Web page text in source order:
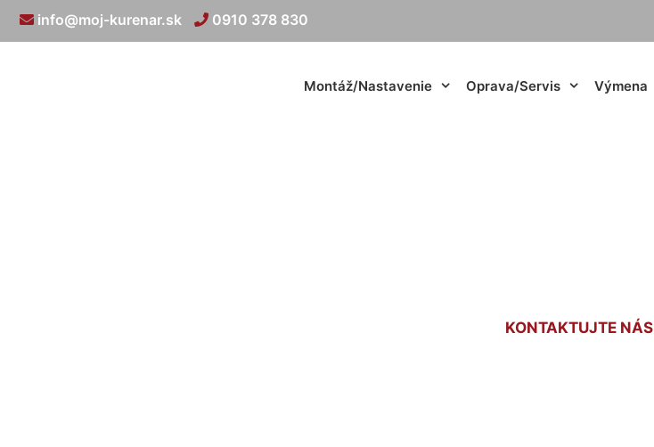
info@moj-kurenar.sk 0910 378 830
Montáž/Nastavenie Oprava/Servis Výmena
KONTAKTUJTE NÁS